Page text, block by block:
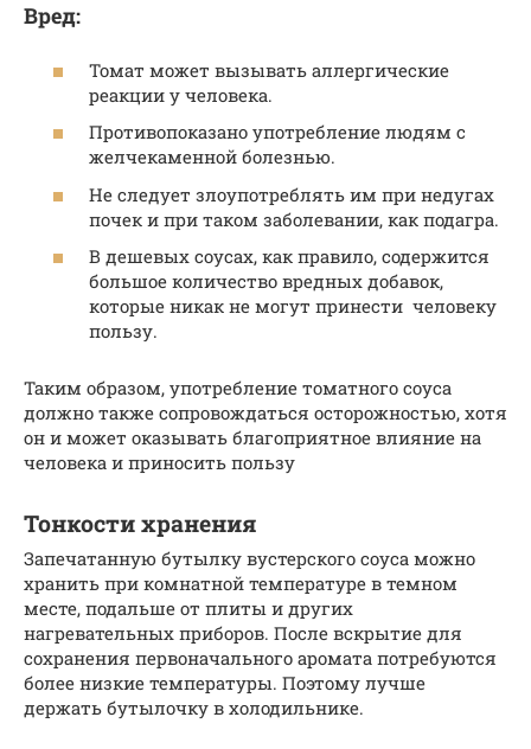
Вред:
Томат может вызывать аллергические
реакции у человека.
Противопоказано употребление людям с
желчекаменной болезнью.
Не следует злоупотреблять им при недугах
почек и при таком заболевании, как подагра.
В дешевых соусах, как правило, содержится
большое количество вредных добавок,
которые никак не могут принести человеку
пользу.
Таким образом, употребление томатного соуса
должно также сопровождаться осторожностью, хотя
он и может оказывать благоприятное влияние на
человека и приносить пользу
Тонкости хранения
Запечатанную бутылку вустерского соуса можно
хранить при комнатной температуре в темном
месте, подальше от плиты и других
нагревательных приборов. После вскрытие для
сохранения первоначального аромата потребуются
более низкие температуры. Поэтому лучше
держать бутылочку в холодильнике.